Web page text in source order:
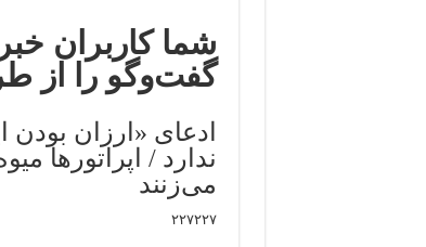
شما کاربران
گفت‌وگو را از
ادعای «ارزان بودن
ندارد / اپراتورها
می‌زنند
۲۲۷۲۲۷